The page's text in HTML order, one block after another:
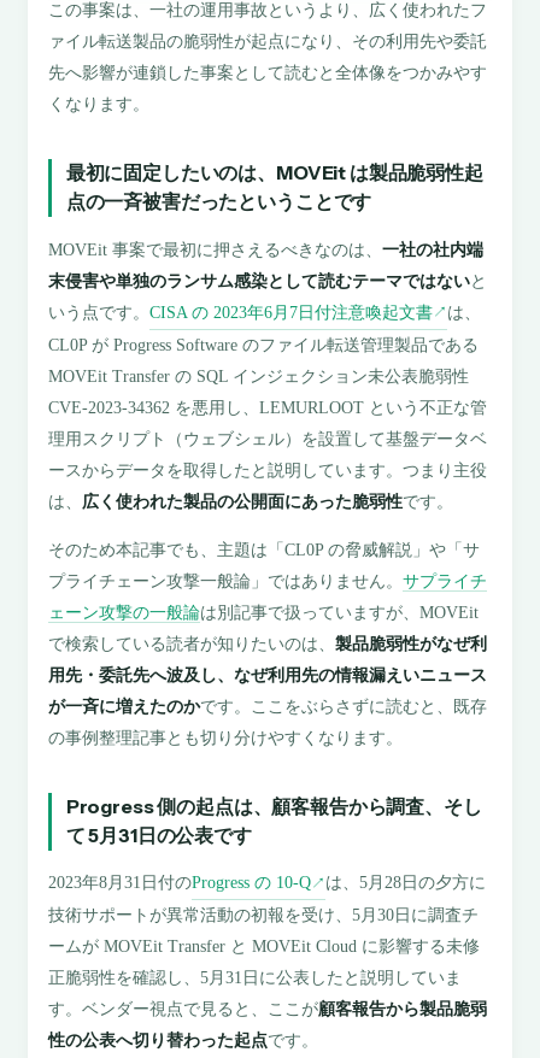
この事案は、一社の運用事故というより、広く使われたフ
ァイル転送製品の脆弱性が起点になり、その利用先や委託
先へ影響が連鎖した事案として読むと全体像をつかみやす
くなります。
最初に固定したいのは、MOVEit は製品脆弱性起
点の一斉被害だったということです
MOVEit 事案で最初に押さえるべきなのは、一社の社内端
末侵害や単独のランサム感染として読むテーマではないと
いう点です。CISA の 2023年6月7日付注意喚起文書↗ は、
CL0P が Progress Software のファイル転送管理製品である
MOVEit Transfer の SQL インジェクション未公表脆弱性
CVE-2023-34362 を悪用し、LEMURLOOT という不正な管
理用スクリプト（ウェブシェル）を設置して基盤データベ
ースからデータを取得したと説明しています。つまり主役
は、 広く使われた製品の公開面にあった脆弱性です。
そのため本記事でも、主題は「CL0P の脅威解説」や「サ
プライチェーン攻撃一般論」ではありません。サプライチ
ェーン攻撃の一般論は別記事で扱っていますが、MOVEit
で検索している読者が知りたいのは、製品脆弱性がなぜ利
用先・委託先へ波及し、なぜ利用先の情報漏えいニュース
が一斉に増えたのかです。ここをぶらさずに読むと、既存
の事例整理記事とも切り分けやすくなります。
Progress 側の起点は、顧客報告から調査、そし
て 5月31日の公表です
2023年8月31日付のProgress の 10-Q↗ は、5月28日の夕方に
技術サポートが異常活動の初報を受け、5月30日に調査チ
ームが MOVEit Transfer と MOVEit Cloud に影響する未修
正脆弱性を確認し、5月31日に公表したと説明していま
す。ベンダー視点で見ると、ここが顧客報告から製品脆弱
性の公表へ切り替わった起点です。